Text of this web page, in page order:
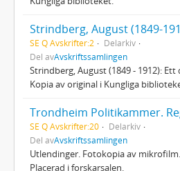
SE Q Avskrifter:2
Delarkiv
Del avAvskriftssamlingen
Strindberg, August (1849 - 1912):
Kopia av original i Kungliga
SE Q Avskrifter:20
Delarkiv
Del avAvskriftssamlingen
Utlendinger. Fotokopia av mikrofilm.
Placerad i forskarsalen.